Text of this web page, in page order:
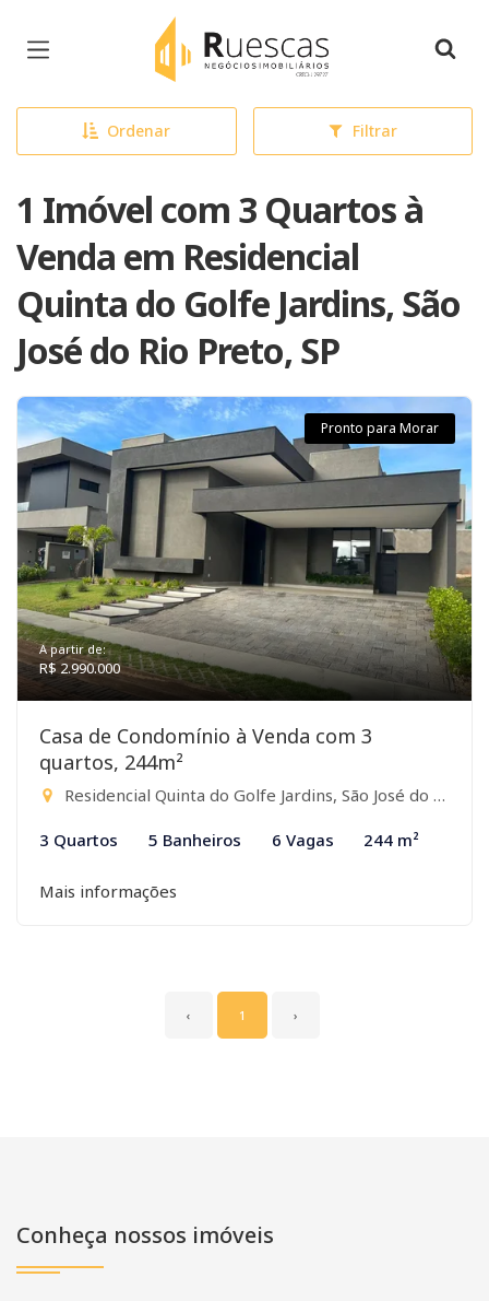
Página inicial
Ordenar Filtrar
1 Imóvel com 3 Quartos à
Venda em Residencial
Quinta do Golfe Jardins, São
José do Rio Preto, SP
Pronto para Morar
A partir de:
R$ 2.990.000
Casa de Condomínio à Venda com 3
quartos, 244m²
Residencial Quinta do Golfe Jardins, São José do Rio Preto-SP
3 Quartos 5 Banheiros 6 Vagas 244 m²
Mais informações
‹ 1 ›
Conheça nossos imóveis